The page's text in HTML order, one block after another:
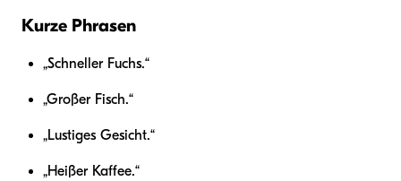
Kurze Phrasen
„Schneller Fuchs.“
„Großer Fisch.“
„Lustiges Gesicht.“
„Heißer Kaffee.“